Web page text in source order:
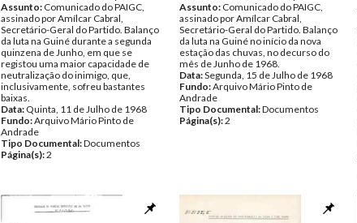
Assunto: Comunicado do PAIGC,
assinado por Amílcar Cabral,
Secretário-Geral do Partido. Balanço
da luta na Guiné durante a segunda
quinzena de Junho, em que se
registou uma maior capacidade de
neutralização do inimigo, que,
inclusivamente, sofreu bastantes
baixas.
Data: Quinta, 11 de Julho de 1968
Fundo:Arquivo Mário Pinto de
Andrade
Tipo Documental:Documentos
Página(s):2
Assunto: Comunicado do PAIGC,
assinado por Amílcar Cabral,
Secretário-Geral do Partido. Balanço
da luta na Guiné no início da nova
estação das chuvas, no decurso do
mês de Junho de 1968.
Data:Segunda, 15 de Julho de 1968
Fundo:Arquivo Mário Pinto de
Andrade
Tipo Documental:Documentos
Página(s):2